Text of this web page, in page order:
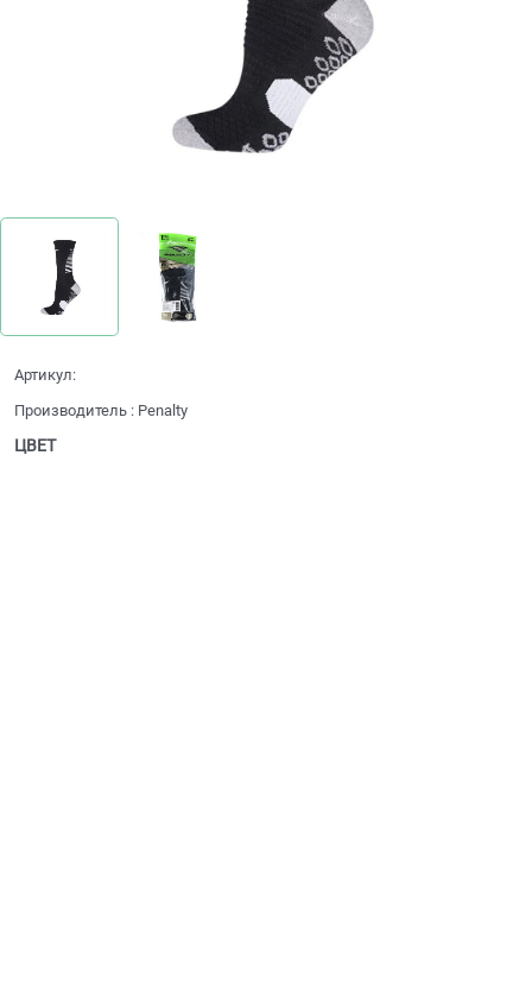
Артикул:
Производитель : Penalty
ЦВЕТ